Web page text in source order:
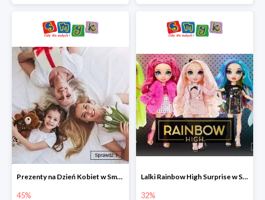
Prezenty na Dzień Kobiet w Smyku do -45%
45%
Lalki Rainbow High Surprise w Smyku do -35%
32%